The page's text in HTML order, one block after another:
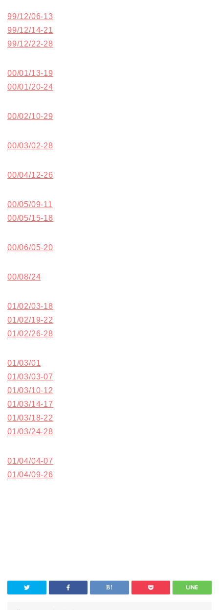
99/12/06-13
99/12/14-21
99/12/22-28
00/01/13-19
00/01/20-24
00/02/10-29
00/03/02-28
00/04/12-26
00/05/09-11
00/05/15-18
00/06/05-20
00/08/24
01/02/03-18
01/02/19-22
01/02/26-28
01/03/01
01/03/03-07
01/03/10-12
01/03/14-17
01/03/18-22
01/03/24-28
01/04/04-07
01/04/09-26